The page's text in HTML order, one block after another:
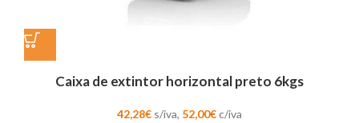
Caixa de extintor horizontal preto 6kgs
42,28€ s/iva, 52,00€c/iva